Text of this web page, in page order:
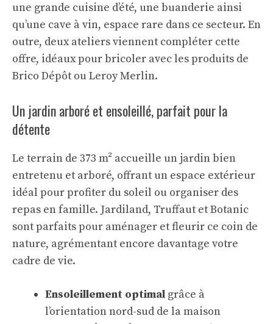
une grande cuisine d’été, une buanderie ainsi
qu’une cave à vin, espace rare dans ce secteur. En
outre, deux ateliers viennent compléter cette
offre, idéaux pour bricoler avec les produits de
Brico Dépôt ou Leroy Merlin.
Un jardin arboré et ensoleillé, parfait pour la
détente
Le terrain de 373 m² accueille un jardin bien
entretenu et arboré, offrant un espace extérieur
idéal pour profiter du soleil ou organiser des
repas en famille. Jardiland, Truffaut et Botanic
sont parfaits pour aménager et fleurir ce coin de
nature, agrémentant encore davantage votre
cadre de vie.
Ensoleillement optimal grâce à
l’orientation nord-sud de la maison